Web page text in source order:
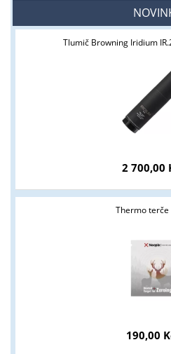
Tlumič Browning Iridium
2 700,00
Thermo terče
190,00